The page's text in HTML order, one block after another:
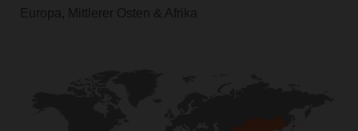
Europa, Mittlerer Osten & Afrika